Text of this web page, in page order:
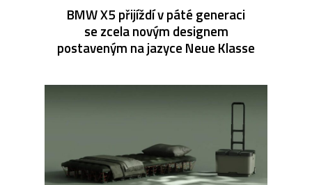
BMW X5 přijíždí v páté generaci
se zcela novým designem
postaveným na jazyce Neue Klasse